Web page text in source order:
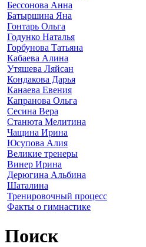
Бессонова Анна
Батыршина Яна
Гонтарь Ольга
Годунко Наталья
Горбунова Татьяна
Кабаева Алина
Утяшева Ляйсан
Кондакова Дарья
Канаева Евения
Капранова Ольга
Сесина Вера
Станюта Мелитина
Чащина Ирина
Юсупова Алия
Великие тренеры
Винер Ирина
Дерюгина Альбина
Шаталина
Тренировочный процесс
Факты о гимнастике
Поиск